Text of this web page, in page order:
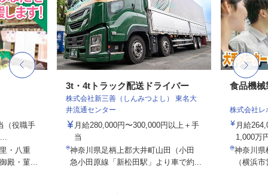
（役職手
・八重
殿・菫...
3t・4tトラック配送ドライバー
株式会社新三善（しんみつよし） 東名大
井流通センター
月給280,000円〜300,000円以上＋手
当
神奈川県足柄上郡大井町山田（小田
急小田原線「新松田駅」より車で約...
食品機械
株式会社レ
月給
1,000万
神奈川県
（横浜